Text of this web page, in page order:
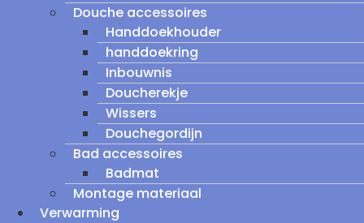
Douche accessoires
Handdoekhouder
handdoekring
Inbouwnis
Doucherekje
Wissers
Douchegordijn
Bad accessoires
Badmat
Montage materiaal
Verwarming